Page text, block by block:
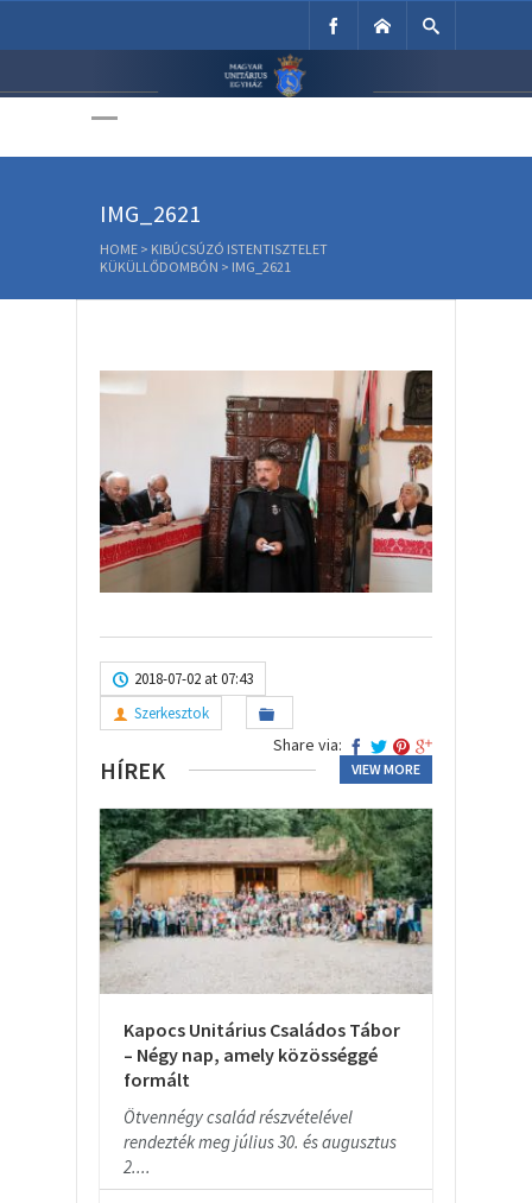
Unitárius Egyház
IMG_2621
HOME > KIBÚCSÚZÓ ISTENTISZTELET
KÜKÜLLŐDOMBÓN > IMG_2621
2018-07-02 at 07:43
Szerkesztok
Share via:
HÍREK VIEW MORE
Kapocs Unitárius Családos Tábor
– Négy nap, amely közösséggé
formált
Ötvennégy család részvételével
rendezték meg július 30. és augusztus
2....